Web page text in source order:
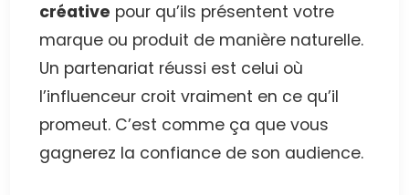
créative pour qu’ils présentent votre
marque ou produit de manière naturelle.
Un partenariat réussi est celui où
l’influenceur croit vraiment en ce qu’il
promeut. C’est comme ça que vous
gagnerez la confiance de son audience.